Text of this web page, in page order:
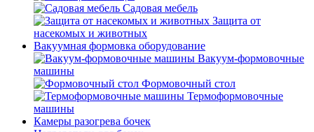
Садовая мебель
Защита от
насекомых и животных
Вакуумная формовка оборудование
Вакуум-формовочные
машины
Формовочный стол
Термоформовочные
машины
Камеры разогрева бочек